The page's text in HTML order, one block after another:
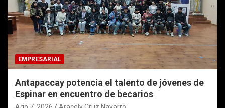
EMPRESARIAL
Antapaccay potencia el talento de jóvenes de
Espinar en encuentro de becarios